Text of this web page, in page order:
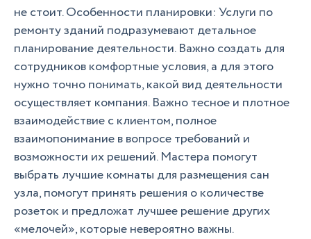
не стоит. Особенности планировки: Услуги по
ремонту зданий подразумевают детальное
планирование деятельности. Важно создать для
сотрудников комфортные условия, а для этого
нужно точно понимать, какой вид деятельности
осуществляет компания. Важно тесное и плотное
взаимодействие с клиентом, полное
взаимопонимание в вопросе требований и
возможности их решений. Мастера помогут
выбрать лучшие комнаты для размещения сан
узла, помогут принять решения о количестве
розеток и предложат лучшее решение других
«мелочей», которые невероятно важны.